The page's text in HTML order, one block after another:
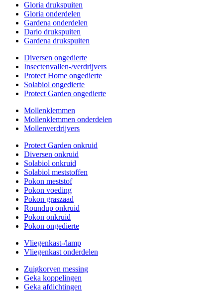
Gloria drukspuiten
Gloria onderdelen
Gardena onderdelen
Dario drukspuiten
Gardena drukspuiten
Diversen ongedierte
Insectenvallen-/verdrijvers
Protect Home ongedierte
Solabiol ongedierte
Protect Garden ongedierte
Mollenklemmen
Mollenklemmen onderdelen
Mollenverdrijvers
Protect Garden onkruid
Diversen onkruid
Solabiol onkruid
Solabiol meststoffen
Pokon meststof
Pokon voeding
Pokon graszaad
Roundup onkruid
Pokon onkruid
Pokon ongedierte
Vliegenkast-/lamp
Vliegenkast onderdelen
Zuigkorven messing
Geka koppelingen
Geka afdichtingen